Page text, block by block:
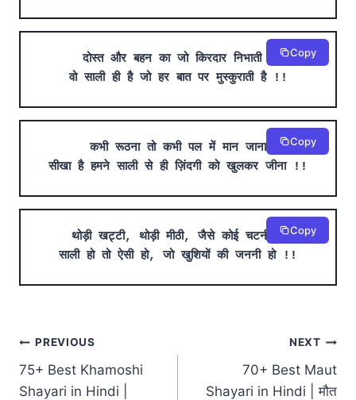
दोस्त और बहन का जो किरदार निभाती है
वो साली ही है जो हर बात पर मुस्कुराती है !!
Copy
कभी रूठना तो कभी पल में मान जाना
सीखा है हमने साली से ही ज़िंदगी को खुलकर जीना !!
Copy
थोड़ी खट्टी, थोड़ी मीठी, जैसे कोई चटनी हो
साली हो तो ऐसी हो, जो खुशियों की जननी हो !!
Copy
Post
navigation
PREVIOUS
75+ Best Khamoshi
Shayari in Hindi |
NEXT
70+ Best Maut
Shayari in Hindi | मौत